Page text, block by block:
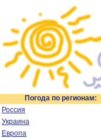
Погода по регионам:
Россия
Украина
Европа